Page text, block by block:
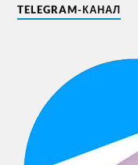
TELEGRAM-КАНАЛ